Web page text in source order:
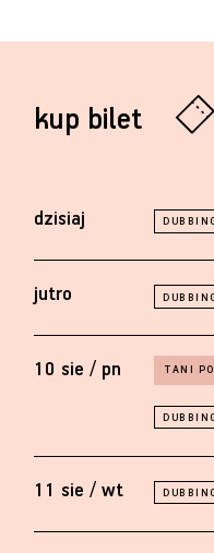
kup bilet
dzisiaj
jutro
10 sie / pn
11 sie / wt